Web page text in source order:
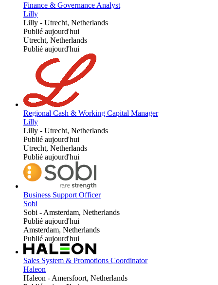
Finance & Governance Analyst
Lilly
Lilly - Utrecht, Netherlands
Publié aujourd'hui
Utrecht, Netherlands
Publié aujourd'hui
Regional Cash & Working Capital Manager
Lilly
Lilly - Utrecht, Netherlands
Publié aujourd'hui
Utrecht, Netherlands
Publié aujourd'hui
Business Support Officer
Sobi
Sobi - Amsterdam, Netherlands
Publié aujourd'hui
Amsterdam, Netherlands
Publié aujourd'hui
Sales System & Promotions Coordinator
Haleon
Haleon - Amersfoort, Netherlands